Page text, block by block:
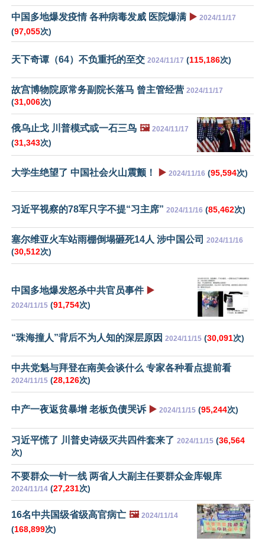
中国多地爆发疫情 各种病毒发威 医院爆满 ▶️ 2024/11/17
(97,055次)
天下奇谭（64）不负重托的至交 2024/11/17 (115,186次)
故宫博物院原常务副院长落马 曾主管经营 2024/11/17
(31,006次)
俄乌止戈 川普模式或一石三鸟 🖼️ 2024/11/17
(31,343次)
大学生绝望了 中国社会火山震颤！ ▶️ 2024/11/16 (95,594次)
习近平视察的78军只字不提“习主席” 2024/11/16 (85,462次)
塞尔维亚火车站雨棚倒塌砸死14人 涉中国公司 2024/11/16
(30,512次)
中国多地爆发怒杀中共官员事件 ▶️
2024/11/15 (91,754次)
“珠海撞人”背后不为人知的深层原因 2024/11/15 (30,091次)
中共党魁与拜登在南美会谈什么 专家各种看点提前看
2024/11/15 (28,126次)
中产一夜返贫暴增 老板负债哭诉 ▶️ 2024/11/15 (95,244次)
习近平慌了 川普史诗级灭共四件套来了 2024/11/15 (36,564
次)
不要群众一针一线 两省人大副主任要群众金库银库
2024/11/14 (27,231次)
16名中共国级省级高官病亡 🖼️ 2024/11/14
(168,899次)